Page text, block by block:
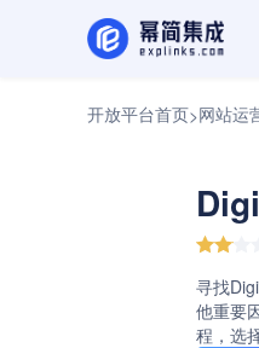
开放平台首页>网站运
寻找
他重要
程，选